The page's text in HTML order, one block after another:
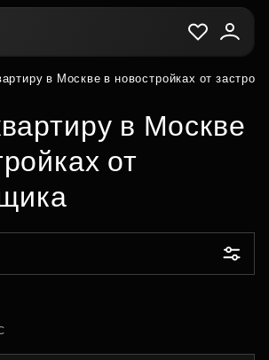
в Москве в новостройках от
в Москве
от